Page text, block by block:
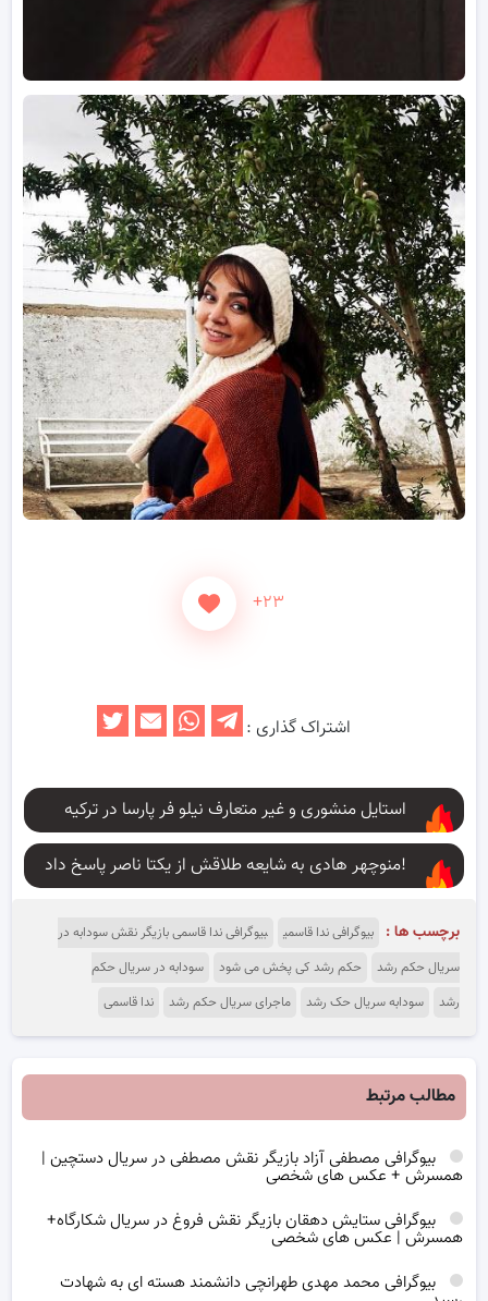
+۲۳
اشتراک گذاری :
استایل منشوری و غیر متعارف نیلو فر پارسا در ترکیه
منوچهر هادی به شایعه طلاقش از یکتا ناصر پاسخ داد!
برچسب ها : بیوگرافی ندا قاسمی
بیوگرافی ندا قاسمی بازیگر نقش سودابه در
سریال حکم رشد
حکم رشد کی پخش می شود
سودابه در سریال حکم
رشد
سودابه سریال حک رشد ماجرای سریال حکم رشد ندا قاسمی
مطالب مرتبط
بیوگرافی مصطفی آزاد بازیگر نقش مصطفی در سریال دستچین |
همسرش + عکس های شخصی
بیوگرافی ستایش دهقان بازیگر نقش فروغ در سریال شکارگاه+
همسرش | عکس های شخصی
بیوگرافی محمد مهدی طهرانچی دانشمند هسته ای به شهادت